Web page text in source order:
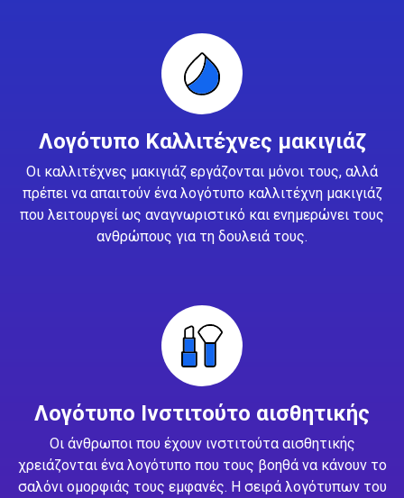
Λογότυπο Καλλιτέχνες μακιγιάζ
Οι καλλιτέχνες μακιγιάζ εργάζονται μόνοι τους, αλλά
πρέπει να απαιτούν ένα λογότυπο καλλιτέχνη μακιγιάζ
που λειτουργεί ως αναγνωριστικό και ενημερώνει τους
ανθρώπους για τη δουλειά τους.
Λογότυπο Ινστιτούτο αισθητικής
Οι άνθρωποι που έχουν ινστιτούτα αισθητικής
χρειάζονται ένα λογότυπο που τους βοηθά να κάνουν το
σαλόνι ομορφιάς τους εμφανές. Η σειρά λογότυπων του